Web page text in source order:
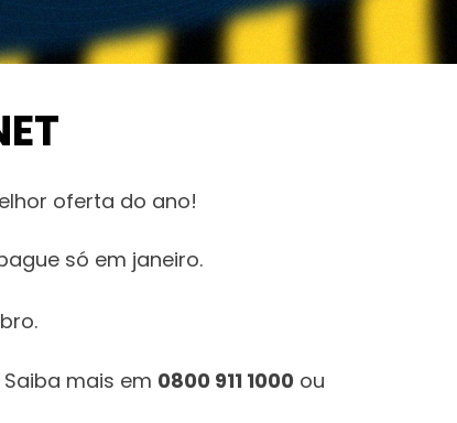
oferta do ano!
só em janeiro.
mais em 0800 911 1000 ou